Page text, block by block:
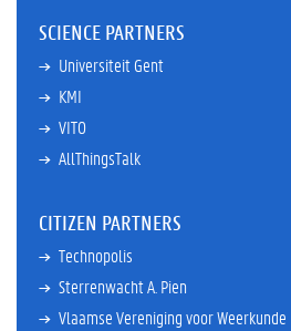
SCIENCE PARTNERS
Universiteit Gent
KMI
VITO
AllThingsTalk
CITIZEN PARTNERS
Technopolis
Sterrenwacht A. Pien
Vlaamse Vereniging voor Weerkunde